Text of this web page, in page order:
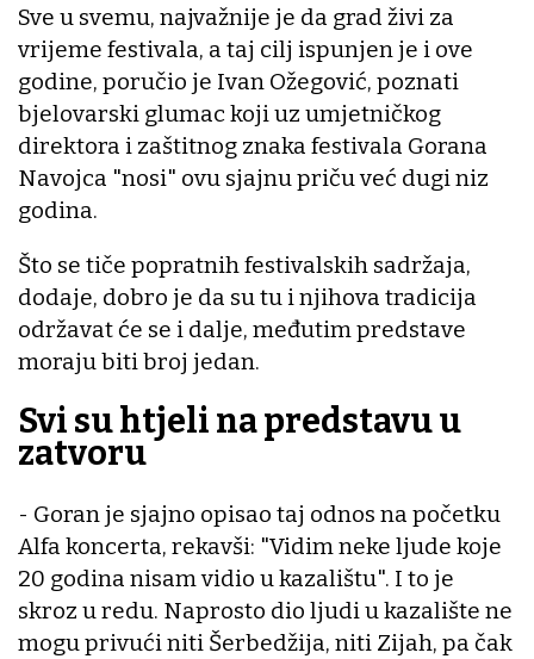
Sve u svemu, najvažnije je da grad živi za
vrijeme festivala, a taj cilj ispunjen je i ove
godine, poručio je Ivan Ožegović, poznati
bjelovarski glumac koji uz umjetničkog
direktora i zaštitnog znaka festivala Gorana
Navojca "nosi" ovu sjajnu priču već dugi niz
godina.
Što se tiče popratnih festivalskih sadržaja,
dodaje, dobro je da su tu i njihova tradicija
održavat će se i dalje, međutim predstave
moraju biti broj jedan.
Svi su htjeli na predstavu u
zatvoru
- Goran je sjajno opisao taj odnos na početku
Alfa koncerta, rekavši: "Vidim neke ljude koje
20 godina nisam vidio u kazalištu". I to je
skroz u redu. Naprosto dio ljudi u kazalište ne
mogu privući niti Šerbedžija, niti Zijah, pa čak